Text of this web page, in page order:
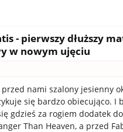
- pierwszy dłuższy
w nowym ujęciu
przed nami szalony jesienny
się bardzo obiecująco.
gdzieś za rogiem dodatek
Than Heaven, a przed